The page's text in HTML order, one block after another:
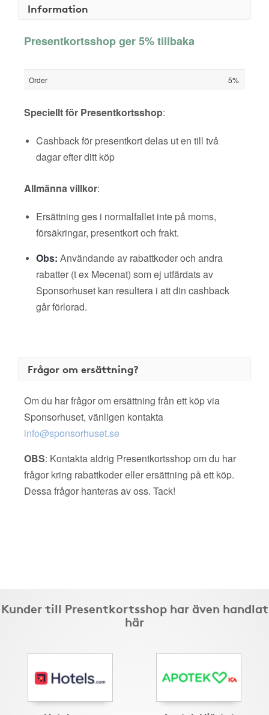
Information
Presentkortsshop ger 5% tillbaka
Order 5%
Speciellt för Presentkortsshop:
Cashback för presentkort delas ut en till två
dagar efter ditt köp
Allmänna villkor:
Ersättning ges i normalfallet inte på moms,
försäkringar, presentkort och frakt.
Obs: Användande av rabattkoder och andra
rabatter (t ex Mecenat) som ej utfärdats av
Sponsorhuset kan resultera i att din cashback
går förlorad.
Frågor om ersättning?
Om du har frågor om ersättning från ett köp via
Sponsorhuset, vänligen kontakta
info@sponsorhuset.se
OBS: Kontakta aldrig Presentkortsshop om du har
frågor kring rabattkoder eller ersättning på ett köp.
Dessa frågor hanteras av oss. Tack!
Kunder till Presentkortsshop har även handlat
här